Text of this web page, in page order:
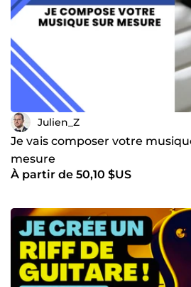
Julien_Z
Je vais composer votre
mesure
À partir de 50,10 $US